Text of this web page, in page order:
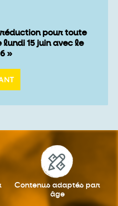
pour toute
15 juin avec le
»
Contenus adaptés par
âge